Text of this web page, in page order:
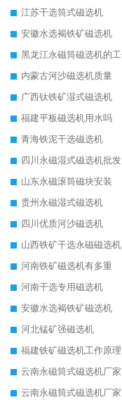
江苏干选筒式磁选机
安徽水选褐铁矿磁选机
内蒙古河沙磁选机质量
广西钛铁矿湿式磁选机
福建平板磁选机用水吗
青海铁泥干选磁选机
四川永磁湿式磁选机批发
山东永磁滚筒磁块安装
贵州永磁湿式磁选机
四川优质河沙磁选机
山西铁矿干选永磁磁选机
河南铁矿磁选机有多重
河南干选专用磁选机
安徽水选褐铁矿磁选机
河北锰矿强磁选机
福建铁矿磁选机工作原理
云南永磁筒式磁选机厂家
云南永磁筒式磁选机厂家